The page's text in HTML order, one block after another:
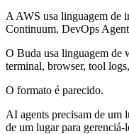
A AWS usa linguagem de
Continuum, DevOps
O Buda usa linguagem de
terminal, browser, tool
O formato é parecido.
AI agents precisam de um
de um lugar para gerenciá-